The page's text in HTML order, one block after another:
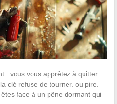
: vous vous apprêtez à quitter
clé refuse de tourner, ou pire,
face à un pêne dormant qui